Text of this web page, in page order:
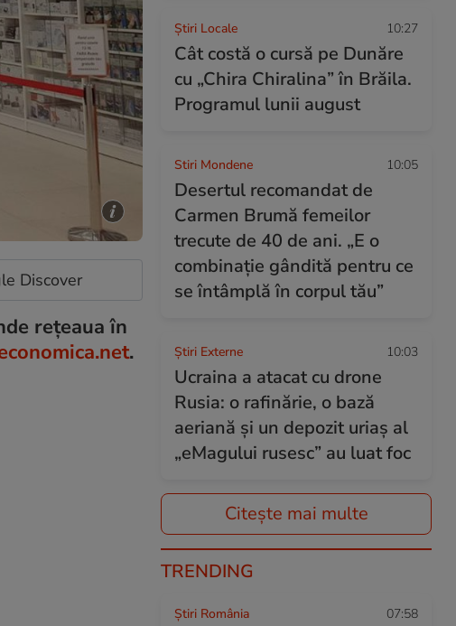
Discover
rețeaua în
.
Știri Locale 10:27
Cât costă o cursă pe Dunăre
cu „Chira Chiralina” în Brăila.
Programul lunii august
Stiri Mondene 10:05
Desertul recomandat de
Carmen Brumă femeilor
trecute de 40 de ani. „E o
combinație gândită pentru ce
se întâmplă în corpul tău”
Știri Externe 10:03
Ucraina a atacat cu drone
Rusia: o rafinărie, o bază
aeriană și un depozit uriaș al
„eMagului rusesc” au luat foc
Citește mai multe
TRENDING
Știri România 07:58